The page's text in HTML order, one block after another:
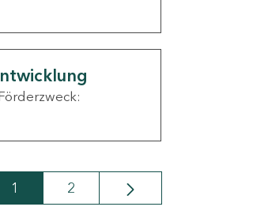
Seite
1 Seite
2